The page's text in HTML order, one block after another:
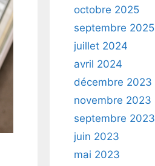
octobre 2025
septembre 2025
juillet 2024
avril 2024
décembre 2023
novembre 2023
septembre 2023
juin 2023
mai 2023